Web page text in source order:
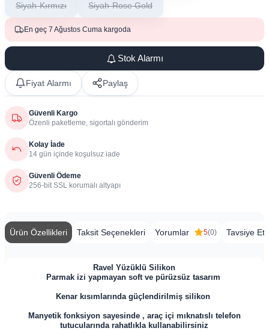
Siyah-Kırmızı Siyah-Rose Gold
En geç 7 Ağustos Cuma kargoda
Stok Alarmı
Fiyat Alarmı Paylaş
Güvenli Kargo
Özenli paketleme, sigortalı gönderim
Kolay İade
14 gün içinde koşulsuz iade
Güvenli Ödeme
256-bit SSL korumalı altyapı
Ürün Özellikleri Taksit Seçenekleri Yorumlar 5(0) Tavsiye Et
Ravel Yüzüklü Silikon
Parmak izi yapmayan soft ve pürüzsüz tasarım
Kenar kısımlarında güçlendirilmiş silikon
Manyetik fonksiyon sayesinde , araç içi mıknatıslı telefon
tutucularında rahatlıkla kullanabilirsiniz